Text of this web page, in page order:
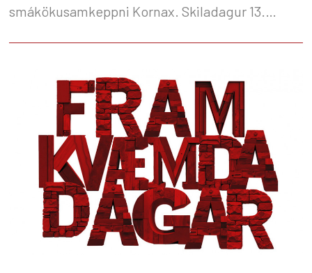
smákökusamkeppni Kornax. Skiladagur 13.